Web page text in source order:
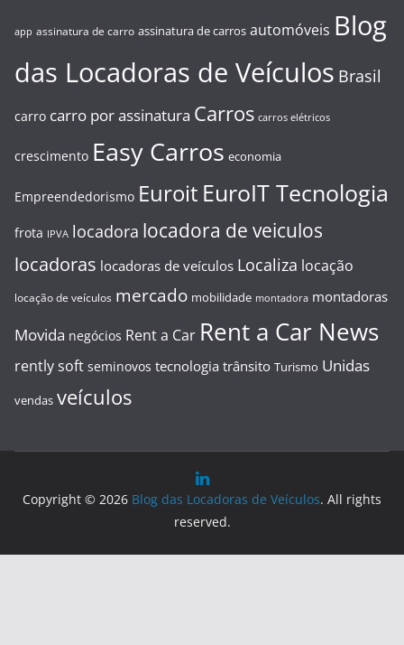
app assinatura de carro assinatura de carros automóveis Blog
das Locadoras de Veículos Brasil
carro carro por assinatura Carros carros elétricos
crescimento Easy Carros economia
Empreendedorismo Euroit EuroIT Tecnologia
frota IPVA locadora locadora de veiculos
locadoras locadoras de veículos Localiza locação
locação de veículos mercado mobilidade montadora montadoras
Movida negócios Rent a Car Rent a Car News
rently soft seminovos tecnologia trânsito Turismo Unidas
vendas veículos
Copyright © 2026 Blog das Locadoras de Veículos. All rights
reserved.